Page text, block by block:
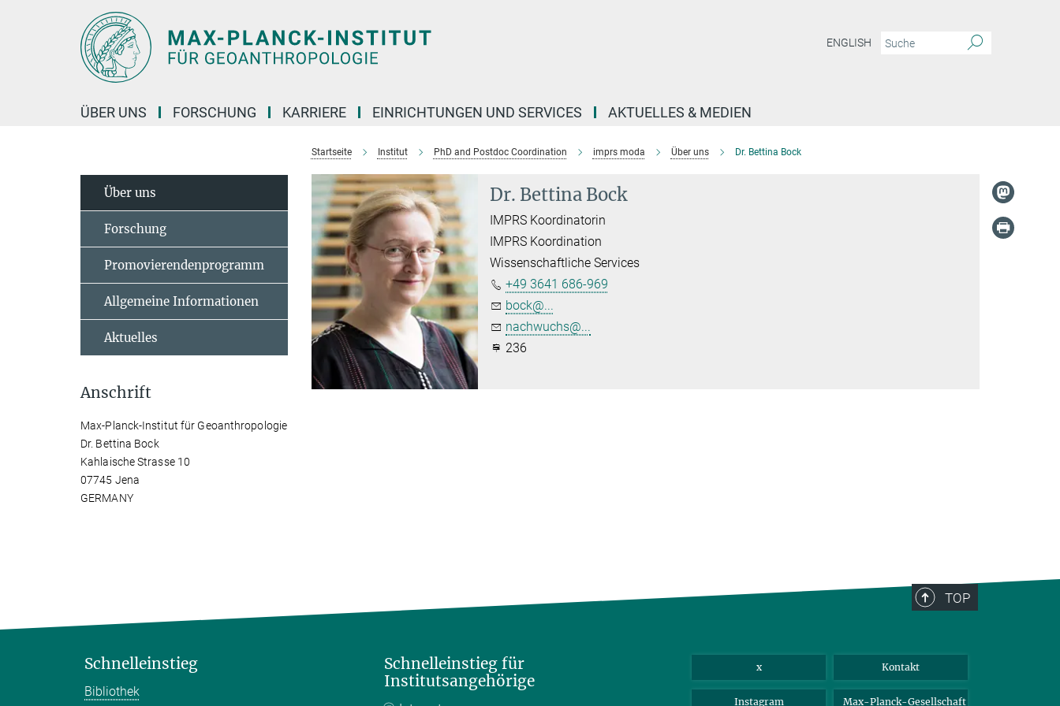
ENGLISH
ÜBER UNS FORSCHUNG KARRIERE EINRICHTUNGEN UND SERVICES AKTUELLES & MEDIEN
Startseite Institut PhD and Postdoc Coordination imprs moda Über uns Dr. Bettina Bock
Dr. Bettina Bock
IMPRS Koordinatorin
IMPRS Koordination
Wissenschaftliche Services
+49 3641 686-969
bock@...
nachwuchs@...
236
Über uns
Forschung
Promovierendenprogramm
Allgemeine Informationen
Aktuelles
Anschrift
Max-Planck-Institut für Geoanthropologie
Dr. Bettina Bock
Kahlaische Strasse 10
07745 Jena
GERMANY
TOP
Schnelleinstieg
Bibliothek
Schnelleinstieg für
Institutsangehörige
x Kontakt
Instagram Max-Planck-Gesellschaft